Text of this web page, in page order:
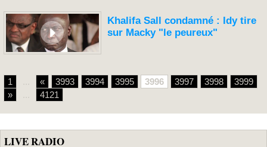
Khalifa Sall condamné : Idy tire
sur Macky "le peureux"
1 « 3993 3994 3995 3996 3997 3998
3999
»
4121
LIVE RADIO